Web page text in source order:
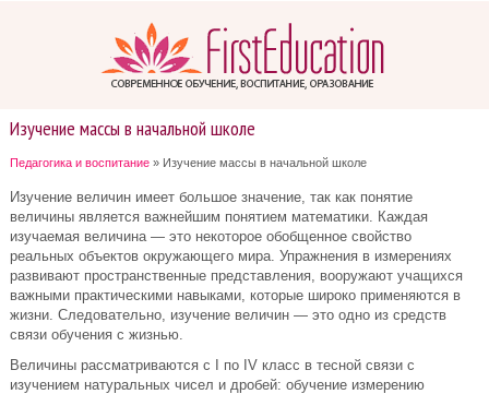
Изучение массы в начальной школе
Педагогика и воспитание » Изучение массы в начальной школе
Изучение величин имеет большое значение, так как понятие
величины является важнейшим понятием математики. Каждая
изучаемая величина — это некоторое обобщенное свойство
реальных объектов окружающего мира. Упражнения в измерениях
развивают пространственные представления, вооружают учащихся
важными практическими навыками, которые широко применяются в
жизни. Следовательно, изучение величин — это одно из средств
связи обучения с жизнью.
Величины рассматриваются с I по IV класс в тесной связи с
изучением натуральных чисел и дробей: обучение измерению